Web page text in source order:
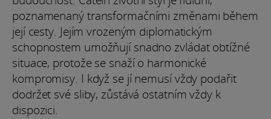
poznamenaný transformačními změnami během
její cesty. Jejím vrozeným diplomatickým
schopnostem umožňují snadno zvládat obtížné
situace, protože se snaží o harmonické
kompromisy. I když se jí nemusí vždy podařit
dodržet své sliby, zůstává ostatním vždy k
dispozici.